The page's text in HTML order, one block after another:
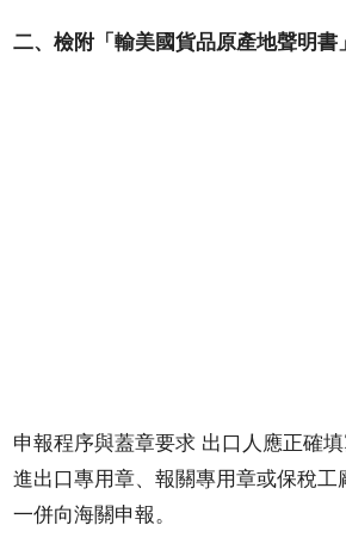
二、檢附「輸美國貨品原產地聲明書」
申報程序與蓋章要求 出口人應正確
進出口專用章、報關專用章或保稅
一併向海關申報。